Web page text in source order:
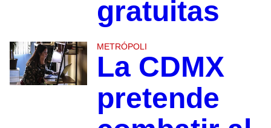
gratuitas
METRÓPOLI
La CDMX
pretende